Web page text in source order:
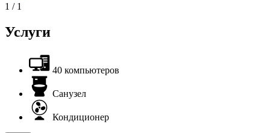
1 / 1
Услуги
40 компьютеров
Санузел
Кондиционер